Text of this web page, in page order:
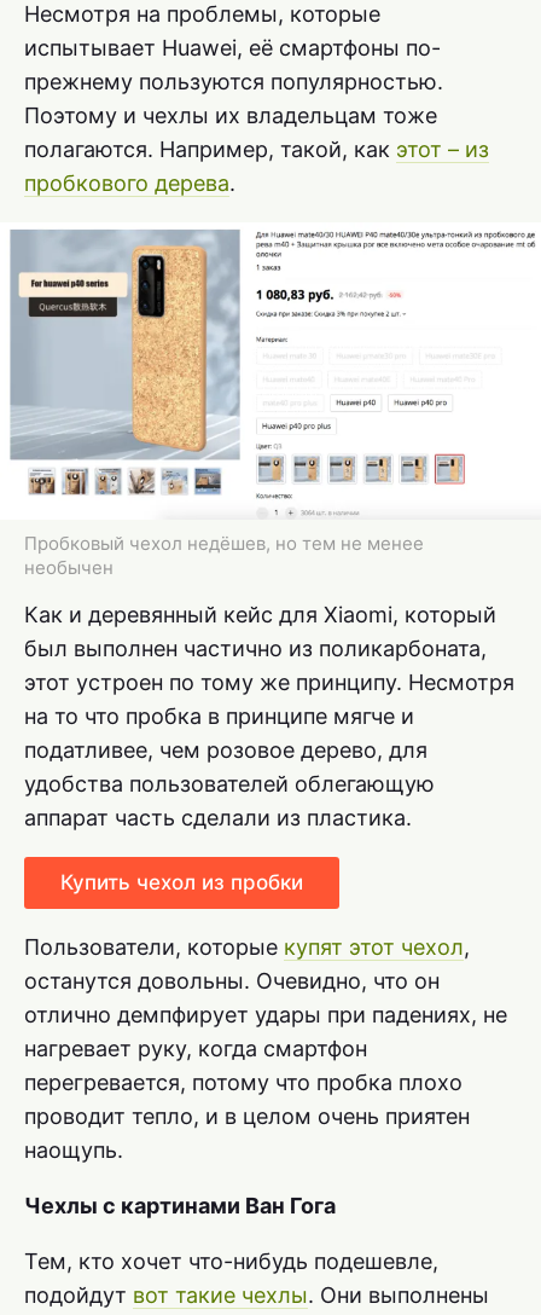
Несмотря на проблемы, которые
испытывает Huawei, её смартфоны по-
прежнему пользуются популярностью.
Поэтому и чехлы их владельцам тоже
полагаются. Например, такой, как этот – из
пробкового дерева.
Пробковый чехол недёшев, но тем не менее
необычен
Как и деревянный кейс для Xiaomi, который
был выполнен частично из поликарбоната,
этот устроен по тому же принципу. Несмотря
на то что пробка в принципе мягче и
податливее, чем розовое дерево, для
удобства пользователей облегающую
аппарат часть сделали из пластика.
Купить чехол из пробки
Пользователи, которые купят этот чехол,
останутся довольны. Очевидно, что он
отлично демпфирует удары при падениях, не
нагревает руку, когда смартфон
перегревается, потому что пробка плохо
проводит тепло, и в целом очень приятен
наощупь.
Чехлы с картинами Ван Гога
Тем, кто хочет что-нибудь подешевле,
подойдут вот такие чехлы. Они выполнены